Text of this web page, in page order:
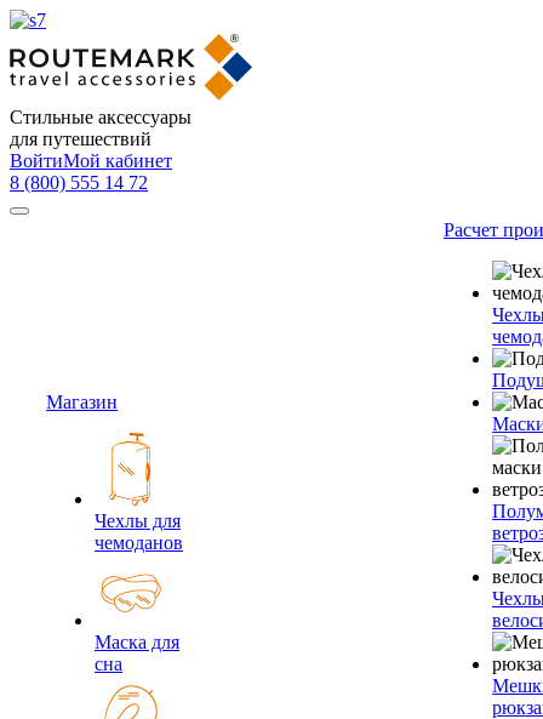
Стильные аксессуары
для путешествий
ВойтиМой кабинет
8 (800) 555 14 72
Магазин
Чехлы для
чемоданов
Маска для
сна
Расчет